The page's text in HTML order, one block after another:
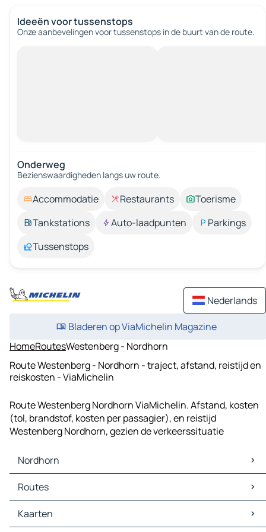
Ideeën voor tussenstops
Onze aanbevelingen voor tussenstops in de buurt van de route.
Onderweg
Bezienswaardigheden langs uw route.
Accommodatie Restaurants
Toerisme
Tankstations
Auto-laadpunten
Parkings
Tussenstops
Nederlands
Bladeren op ViaMichelin Magazine
HomeRoutesWestenberg - Nordhorn
Route Westenberg - Nordhorn - traject, afstand, reistijd en
reiskosten - ViaMichelin
Route Westenberg Nordhorn ViaMichelin. Afstand, kosten
(tol, brandstof, kosten per passagier), en reistijd
Westenberg Nordhorn, gezien de verkeerssituatie
Nordhorn
Nordhorn Kaarten
Nordhorn Verkeer
Nordhorn Hotels
Nordhorn Restaurants
Routes
Routes Nordhorn - Lingen (Ems)
Routes Nordhorn - Enschede
Kaarten